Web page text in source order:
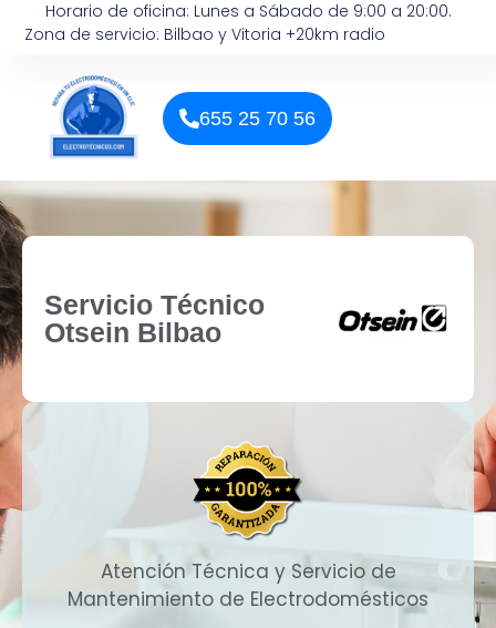
Horario de oficina: Lunes a Sábado de 9:00 a 20:00.
Zona de servicio: Bilbao y Vitoria +20km radio
655 25 70 56
Servicio Técnico
Otsein Bilbao
Atención Técnica y Servicio de
Mantenimiento de Electrodomésticos